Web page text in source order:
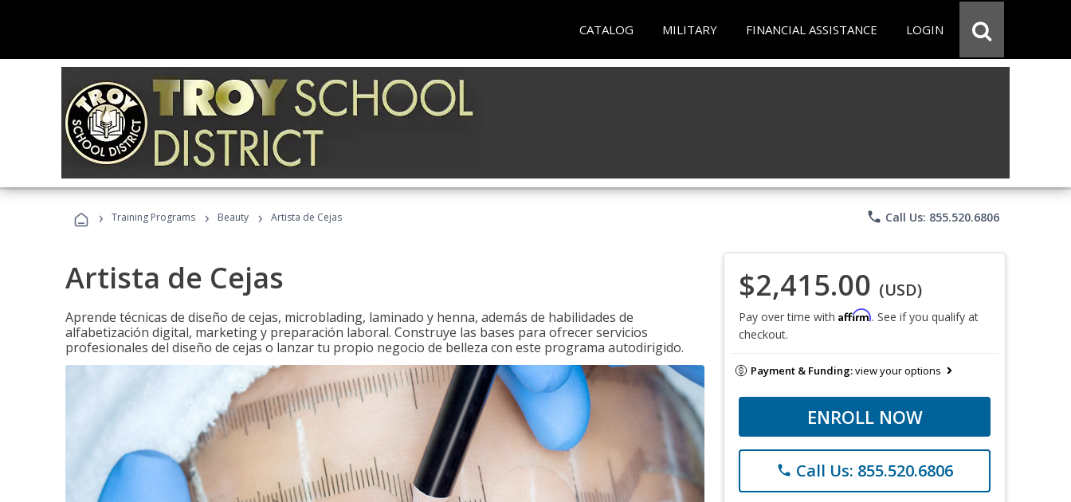
CATALOG MILITARY FINANCIAL ASSISTANCE LOGIN
› Training Programs › Beauty › Artista de Cejas phone Call Us: 855.520.6806
Artista de Cejas
Aprende técnicas de diseño de cejas, microblading, laminado y henna, además de habilidades de
alfabetización digital, marketing y preparación laboral. Construye las bases para ofrecer servicios
profesionales del diseño de cejas o lanzar tu propio negocio de belleza con este programa autodirigido.
$2,415.00 (USD)
Pay over time with Affirm. See if you qualify at
checkout.
Payment & Funding:view your options
ENROLL NOW
phone Call Us: 855.520.6806